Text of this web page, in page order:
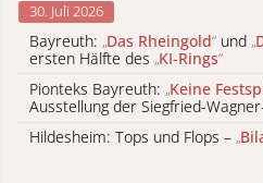
30. Juli 2026
Bayreuth: „Das Rheingold“ und „
ersten Hälfte des „KI-Rings“
Pionteks Bayreuth: „Keine
Ausstellung der Siegfried-
Hildesheim: Tops und Flops – „